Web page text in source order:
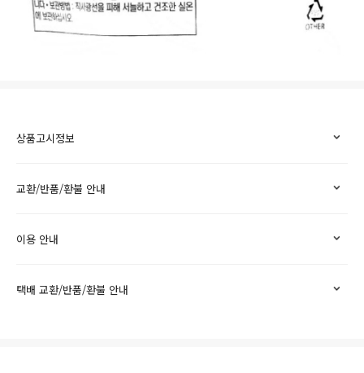
상품고시정보
교환/반품/환불 안내
이용 안내
택배 교환/반품/환불 안내